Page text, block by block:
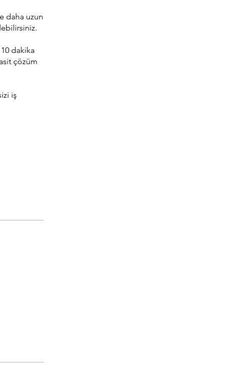
daha uzun
dakika
çözüm
iş